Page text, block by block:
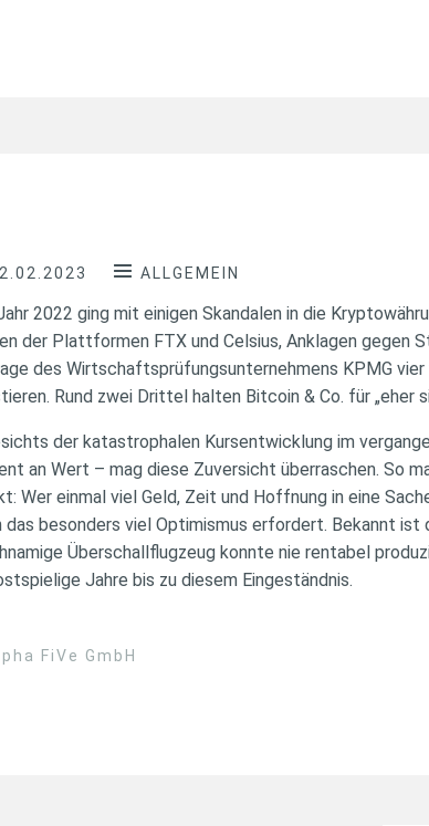
ALLGEMEIN
2022 ging mit einigen Skandalen in die
der Plattformen FTX und Celsius, Anklagen gegen
des Wirtschaftsprüfungsunternehmens KPMG
Rund zwei Drittel halten Bitcoin & Co. für „eher
der katastrophalen Kursentwicklung im
an Wert – mag diese Zuversicht überraschen. So
Wer einmal viel Geld, Zeit und Hoffnung in eine
das besonders viel Optimismus erfordert. Bekannt
Überschallflugzeug konnte nie rentabel
Jahre bis zu diesem Eingeständnis.
FiVe GmbH